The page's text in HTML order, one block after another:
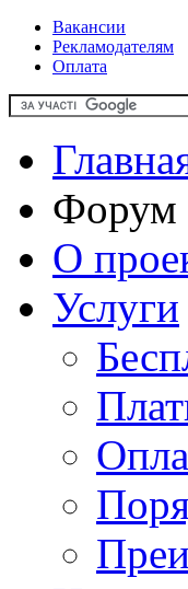
Вакансии
Рекламодателям
Оплата
Форум
О
Услуги